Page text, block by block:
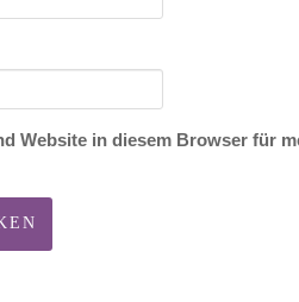
Website in diesem Browser für